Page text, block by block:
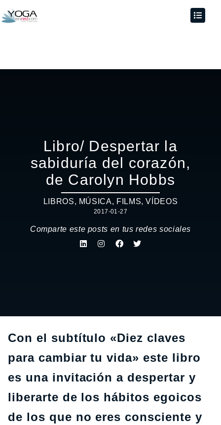
Libro/ Despertar la
sabiduría del corazón,
de Carolyn Hobbs
LIBROS, MÚSICA, FILMS, VÍDEOS
2017-01-27
Comparte este posts en tus redes sociales
Con el subtítulo «Diez claves
para cambiar tu vida» este libro
es una invitación a despertar y
liberarte de los hábitos egoicos
de los que no eres consciente y